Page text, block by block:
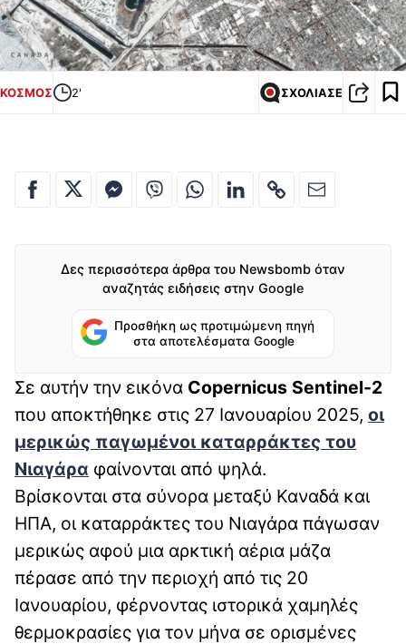
ΚΟΣΜΟΣ 2' ΣΧΟΛΙΑΣΕ
Δες περισσότερα άρθρα του Newsbomb όταν
αναζητάς ειδήσεις στην Google
Προσθήκη ως προτιμώμενη πηγή
στα αποτελέσματα Google
Σε αυτήν την εικόνα Copernicus Sentinel-2
που αποκτήθηκε στις 27 Ιανουαρίου 2025, οι
μερικώς παγωμένοι καταρράκτες του
Νιαγάρα φαίνονται από ψηλά.
Βρίσκονται στα σύνορα μεταξύ Καναδά και
ΗΠΑ, οι καταρράκτες του Νιαγάρα πάγωσαν
μερικώς αφού μια αρκτική αέρια μάζα
πέρασε από την περιοχή από τις 20
Ιανουαρίου, φέρνοντας ιστορικά χαμηλές
θερμοκρασίες για τον μήνα σε ορισμένες